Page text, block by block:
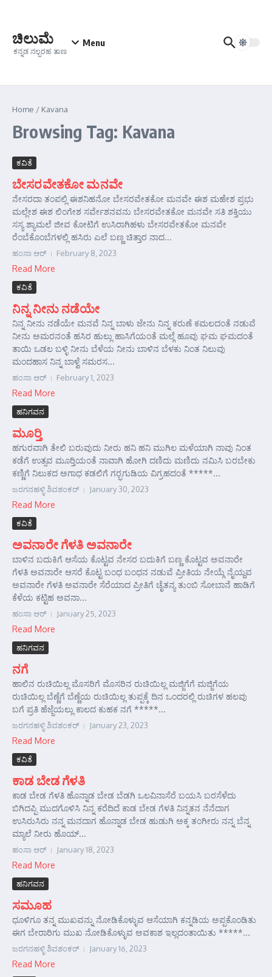
ಚಿಲುಮೆ
ಕನ್ನಡ ನಲ್ಬರಹ ತಾಣ
Menu
Home / Kavana
Browsing Tag: Kavana
ಕವಿತೆ
ಬೇಸರವೇತಕೋ ಮನವೇ
ನೇಸರದಾ ತಂಪಲ್ಲಿ ಈಶನಿಹನೋ ಬೇಸರವೇತಕೋ ಮನವೇ ಈಶ ಮಹೇಶ ಪ್ರಭು
ಮಲ್ಲೇಶ ಈಶ ಲಿಂಗೇಶ ಸರ್ವೇಶನವನು ಬೇಸರವೇತಕೋ ಮನವೇ ಸತಿ ಶಕ್ತಿಯು
ಸಸ್ಯ ಶ್ಯಾಮಲೆ ಜೀವ ಕೋಟಿಗೆ ಉಸಿರಾಗಿಹಳು ಬೇಸರವೇತಕೋ ಮನವೇ
ರೆಂಬೆಕೊಂಬೆಗಳಲ್ಲಿ ಹಸಿರು ಎಲೆ ಬಣ್ಣ ಚಿತ್ತಾರ ನಾದ...
ಹಂಸಾ ಆರ್‍ February 8, 2023
Read More
ಕವಿತೆ
ನಿನ್ನ ನೀನು ನಡೆಯೇ
ನಿನ್ನ ನೀನು ನಡೆಯೇ ಮನವೆ ನಿನ್ನ ಬಾಳು ಜೇನು ನಿನ್ನ ಕರುಣೆ ಕಮಲದಂತೆ ನಡುವೆ
ನೀನು ಅಮರನಂತೆ ಹಸಿರ ಹುಲ್ಲು ಹಾಸಿಗೆಯಂತೆ ಮಲ್ಗೆ ಹೂವು ಘಮ ಘಮದಂತೆ
ತಾಯಿ ಒಡಲ ಬಳ್ಳಿ ನೀನು ಬೆಳೆಯ ನೀನು ಬಾಳಿನ ಬೆಳಕು ನಿಂತ ನಿಲುವು
ಮಂದಹಾಸ ನಿನ್ನ ಬಾಳ್ವೆ ಸಮರಸ...
ಹಂಸಾ ಆರ್‍ February 1, 2023
Read More
ಹನಿಗವನ
ಮೂರ್‍ತಿ
ಹಗುರವಾಗಿ ತೇಲಿ ಬರುವುದು ನೀರು ಹನಿ ಹನಿ ಮುಗಿಲ ಮಳೆಯಾಗಿ ನಾವು ನಿಂತ
ಕಡೆಗೆ ಉತ್ಸವ ಮೂರ್‍ತಿಯಂತೆ ನಾವಾಗಿ ಹೋಗಿ ದಣಿದು ಮಣಿದು ನಮಿಸಿ ಬರಬೇಕು
ಕಣ್ಣಿಗೆ ನಿಲುಕದ ಅಗಾಧ ಕಡಲಿಗೆ ಗರ್‍ಭಗುಡಿಯ ವಿಗ್ರಹದಂತೆ *****...
ಜರಗನಹಳ್ಳಿ ಶಿವಶಂಕರ್‍ January 30, 2023
Read More
ಕವಿತೆ
ಅವನಾರೇ ಗೆಳತಿ ಅವನಾರೇ
ಬಾಳಿನ ಬದುಕಿಗೆ ಆಸೆಯ ಕೊಟ್ಟವ ನೇಸರ ಬದುಕಿಗೆ ಬಣ್ಣ ಕೊಟ್ಟವ ಅವನಾರೇ
ಗೆಳತಿ ಅವನಾರೇ ಆಸರೆ ಕೊಟ್ಟ ಬಂಧ ಬಂಧನ ನಡುವೆ ಪ್ರೀತಿಯ ನೇಯ್ಗೆ ನೈಯ್ದವ
ಅವನಾರೇ ಗೆಳತಿ ಅವನಾರೇ ಸೆರೆಯಾದ ಪ್ರೀತಿಗೆ ಚೈತನ್ಯ ತುಂಬಿ ಸೋಬಾನೆ ಹಾಡಿಗೆ
ಕೆಳೆಯ ಕಟ್ಟಿಹ ಅವನಾ...
ಹಂಸಾ ಆರ್‍ January 25, 2023
Read More
ಹನಿಗವನ
ನಗೆ
ಹಾಲಿನ ರುಚಿಯಿಲ್ಲ ಮೊಸರಿಗೆ ಮೊಸರಿನ ರುಚಿಯಿಲ್ಲ ಮಜ್ಜಿಗೆಗೆ ಮಜ್ಜಿಗೆಯ
ರುಚಿಯಿಲ್ಲ ಬೆಣ್ಣೆಗೆ ಬೆಣ್ಣೆಯ ರುಚಿಯಿಲ್ಲ ತುಪ್ಪಕ್ಕೆ ದಿನ ಒಂದರಲ್ಲಿ ರುಚಿಗಳ ಹಲವು
ಬಗೆ ಪ್ರತಿ ಹೆಜ್ಜೆಯಲ್ಲು ಕಾಲದ ಕುಹಕ ನಗೆ *****...
ಜರಗನಹಳ್ಳಿ ಶಿವಶಂಕರ್‍ January 23, 2023
Read More
ಕವಿತೆ
ಕಾಡ ಬೇಡ ಗೆಳತಿ
ಕಾಡ ಬೇಡ ಗೆಳತಿ ಹೊನ್ನಾಡ ಬೇಡ ಬೆಡಗಿ ಒಲವಿನಾಸೆರೆ ಬಯಸಿ ಬರಸೆಳೆದು
ಬಿಗಿದಪ್ಪಿ ಮುದಗೊಳಿಸಿ ನಿನ್ನ ಕರೆದಿದೆ ಕಾಡ ಬೇಡ ಗೆಳತಿ ನಿನ್ನತನ ನೆನೆದಾಗ
ಉಸಿರುಸಿರು ನನ್ನ ಮನದಾಗ ಹೊನ್ನಾಡ ಬೇಡ ಹುಡುಗಿ ಅಕ್ಕ ತಂಗೀರು ನನ್ನ ಬೆನ್ನ
ಮ್ಯಾಲೆ ನೀರು ಹೊಯ್...
ಹಂಸಾ ಆರ್‍ January 18, 2023
Read More
ಹನಿಗವನ
ಸಮೂಹ
ಧೂಳಿಗೂ ತನ್ನ ಮುಖವನ್ನು ನೋಡಿಕೊಳ್ಳುವ ಆಸೆಯಾಗಿ ಕನ್ನಡಿಯ ಅಪ್ಪಕೊಂಡಿತು
ಈಗ ಬೇರಾರಿಗು ಮುಖ ನೋಡಿಕೊಳ್ಳುವ ಅವಕಾಶ ಇಲ್ಲದಂತಾಯಿತು *****...
ಜರಗನಹಳ್ಳಿ ಶಿವಶಂಕರ್‍ January 16, 2023
Read More